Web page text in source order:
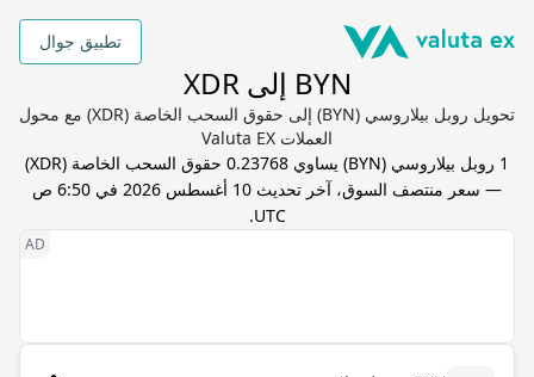
تطبيق جوال
BYN إلى XDR
تحويل روبل بيلاروسي (BYN) إلى حقوق السحب الخاصة (XDR) مع محول
العملات Valuta EX
1 روبل بيلاروسي (
BYN) يساوي 0.23768 حقوق السحب الخاصة (
XDR
)
— سعر منتصف السوق، آخر تحديث
10 أغسطس 2026 في 6:50 ص
UTC
.